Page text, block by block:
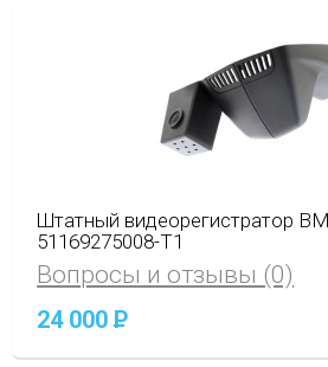
Штатный видеорегистратор
51169275008-T1
Вопросы и отзывы (0)
24 000P